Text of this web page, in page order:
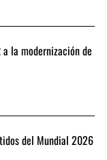
la modernización de
del Mundial 2026